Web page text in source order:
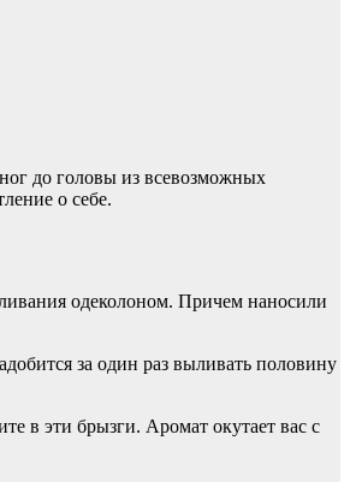
до головы из всевозможных
о себе.
одеколоном. Причем наносили
за один раз выливать половину
в эти брызги. Аромат окутает вас с